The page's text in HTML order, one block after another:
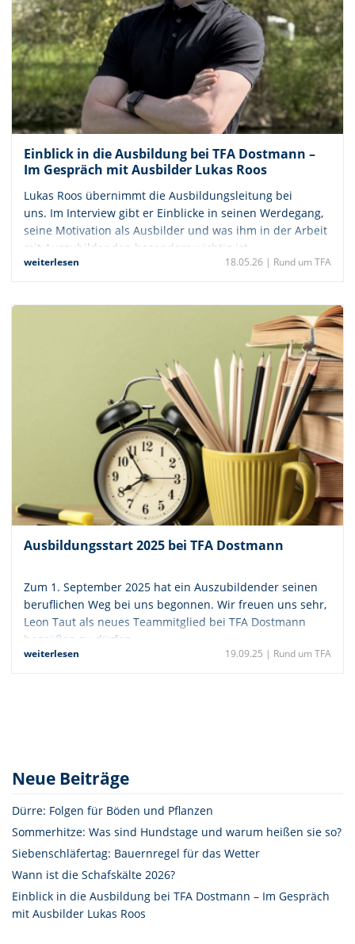
Einblick in die Ausbildung bei TFA Dostmann –
Im Gespräch mit Ausbilder Lukas Roos
Lukas Roos übernimmt die Ausbildungsleitung bei
uns. Im Interview gibt er Einblicke in seinen Werdegang,
seine Motivation als Ausbilder und was ihm in der Arbeit
mit Auszubildenden besonders wichtig ist.
weiterlesen 18.05.26 | Rund um TFA
Ausbildungsstart 2025 bei TFA Dostmann
Zum 1. September 2025 hat ein Auszubildender seinen
beruflichen Weg bei uns begonnen. Wir freuen uns sehr,
Leon Taut als neues Teammitglied bei TFA Dostmann
begrüßen zu dürfen.
weiterlesen 19.09.25 | Rund um TFA
Neue Beiträge
Dürre: Folgen für Böden und Pflanzen
Sommerhitze: Was sind Hundstage und warum heißen sie so?
Siebenschläfertag: Bauernregel für das Wetter
Wann ist die Schafskälte 2026?
Einblick in die Ausbildung bei TFA Dostmann – Im Gespräch
mit Ausbilder Lukas Roos